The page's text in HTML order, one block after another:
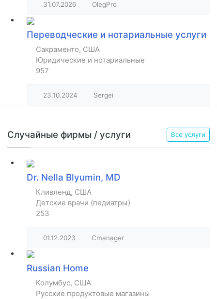
31.07.2026 OlegPro
Переводческие и нотариальные услуги
Сакраменто, США
Юридические и нотариальные
957
23.10.2024 Sergei
Случайные фирмы / услуги Все услуги
Dr. Nella Blyumin, MD
Кливленд, США
Детские врачи (педиатры)
253
01.12.2023 Cmanager
Russian Home
Колумбус, США
Русские продуктовые магазины